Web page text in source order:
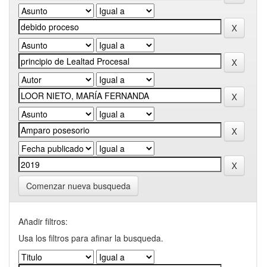
Comenzar nueva busqueda
Añadir filtros:
Usa los filtros para afinar la busqueda.